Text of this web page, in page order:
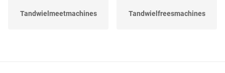
Tandwielmeetmachines Tandwielfreesmachines